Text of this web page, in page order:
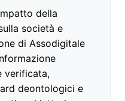
della
società e
di Assodigitale
verificata,
deontologici e